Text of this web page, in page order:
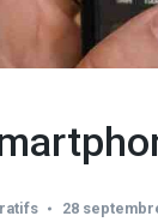
28